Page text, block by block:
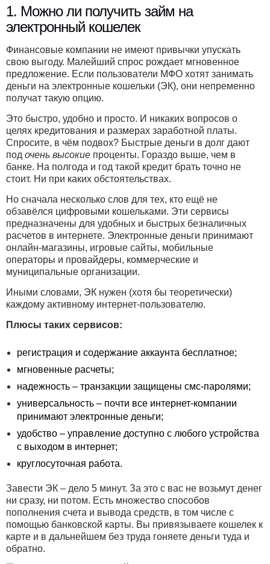
1. Можно ли получить займ на
электронный кошелек
Финансовые компании не имеют привычки упускать
свою выгоду. Малейший спрос рождает мгновенное
предложение. Если пользователи МФО хотят занимать
деньги на электронные кошельки (ЭК), они непременно
получат такую опцию.
Это быстро, удобно и просто. И никаких вопросов о
целях кредитования и размерах заработной платы.
Спросите, в чём подвох? Быстрые деньги в долг дают
под очень высокие проценты. Гораздо выше, чем в
банке. На полгода и год такой кредит брать точно не
стоит. Ни при каких обстоятельствах.
Но сначала несколько слов для тех, кто ещё не
обзавёлся цифровыми кошельками. Эти сервисы
предназначены для удобных и быстрых безналичных
расчетов в интернете. Электронные деньги принимают
онлайн-магазины, игровые сайты, мобильные
операторы и провайдеры, коммерческие и
муниципальные организации.
Иными словами, ЭК нужен (хотя бы теоретически)
каждому активному интернет-пользователю.
Плюсы таких сервисов:
регистрация и содержание аккаунта бесплатное;
мгновенные расчеты;
надежность – транзакции защищены смс-паролями;
универсальность – почти все интернет-компании
принимают электронные деньги;
удобство – управление доступно с любого устройства
с выходом в интернет;
круглосуточная работа.
Завести ЭК – дело 5 минут. За это с вас не возьмут денег
ни сразу, ни потом. Есть множество способов
пополнения счета и вывода средств, в том числе с
помощью банковской карты. Вы привязываете кошелек к
карте и в дальнейшем без труда гоняете деньги туда и
обратно.